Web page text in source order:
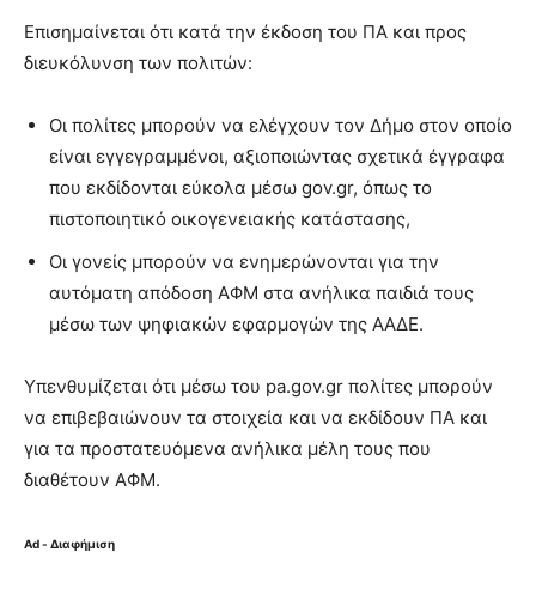
Επισημαίνεται ότι κατά την έκδοση του ΠΑ και προς
διευκόλυνση των πολιτών:
Οι πολίτες μπορούν να ελέγχουν τον Δήμο στον οποίο
είναι εγγεγραμμένοι, αξιοποιώντας σχετικά έγγραφα
που εκδίδονται εύκολα μέσω gov.gr, όπως το
πιστοποιητικό οικογενειακής κατάστασης,
Οι γονείς μπορούν να ενημερώνονται για την
αυτόματη απόδοση ΑΦΜ στα ανήλικα παιδιά τους
μέσω των ψηφιακών εφαρμογών της ΑΑΔΕ.
Υπενθυμίζεται ότι μέσω του pa.gov.gr πολίτες μπορούν
να επιβεβαιώνουν τα στοιχεία και να εκδίδουν ΠΑ και
για τα προστατευόμενα ανήλικα μέλη τους που
διαθέτουν ΑΦΜ.
Ad - Διαφήμιση